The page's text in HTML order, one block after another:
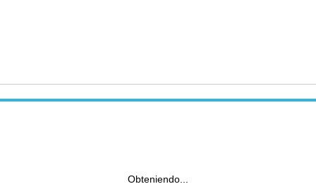
Obteniendo...